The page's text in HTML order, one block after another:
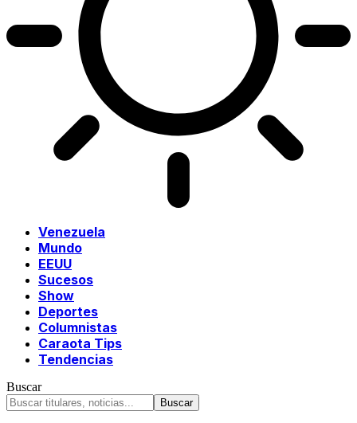
Venezuela
Mundo
EEUU
Sucesos
Show
Deportes
Columnistas
Caraota Tips
Tendencias
Buscar